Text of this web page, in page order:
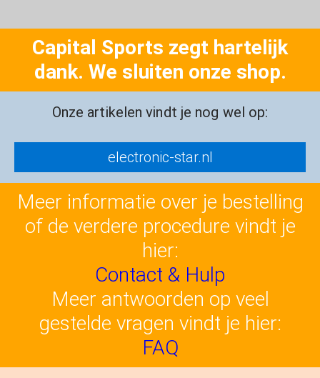
Capital Sports zegt hartelijk
dank. We sluiten onze shop.
Onze artikelen vindt je nog wel op:
electronic-star.nl
Meer informatie over je bestelling
of de verdere procedure vindt je
hier:
Contact & Hulp
Meer antwoorden op veel
gestelde vragen vindt je hier:
FAQ